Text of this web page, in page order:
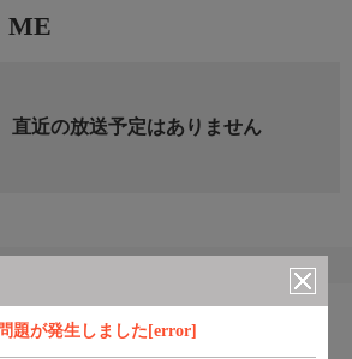
題が発生しました[error]
ME
直近の放送予定はありません
すめ番組